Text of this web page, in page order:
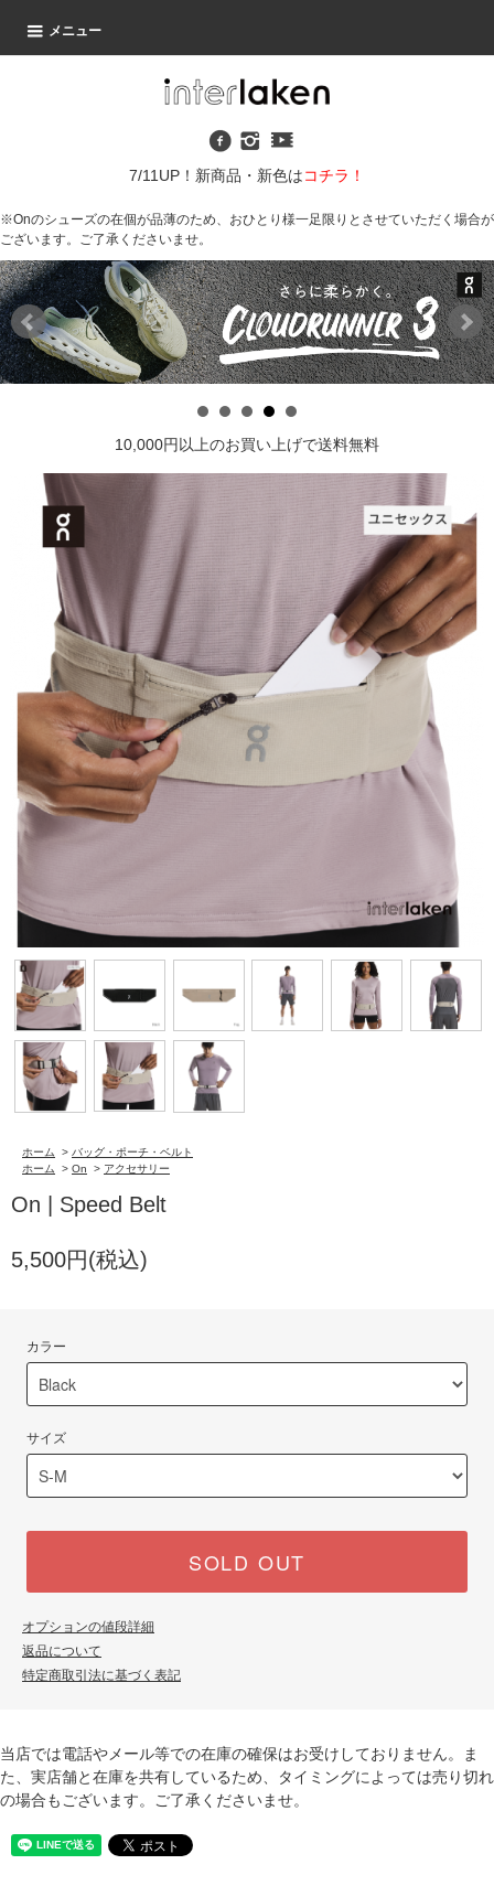
メニュー
7/11UP！新商品・新色はコチラ！
※Onのシューズの在個が品薄のため、おひとり様一足限りとさせていただく場合が
ございます。ご了承くださいませ。
10,000円以上のお買い上げで送料無料
ホーム > バッグ・ポーチ・ベルト
ホーム
> On > アクセサリー
On | Speed Belt
5,500円(税込)
カラー
サイズ
SOLD OUT
オプションの値段詳細
返品について
特定商取引法に基づく表記
当店では電話やメール等での在庫の確保はお受けしておりません。ま
た、実店舗と在庫を共有しているため、タイミングによっては売り切れ
の場合もございます。ご了承くださいませ。